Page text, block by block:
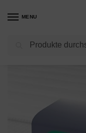
MENU
Matratzen Produkte